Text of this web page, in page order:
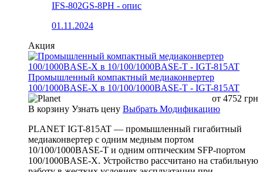
IFS-802GS-8PH - опис
01.11.2024
Акция
Промышленный компактный медиаконвертер
100/1000BASE-X в 10/100/1000BASE-T - IGT-815AT
от 4752 грн
В корзину Узнать цену Выбрать Модификацию
PLANET IGT-815AT — промышленный гигабитный
медиаконвертер с одним медным портом
10/100/1000BASE-T и одним оптическим SFP-портом
100/1000BASE-X. Устройство рассчитано на стабильную